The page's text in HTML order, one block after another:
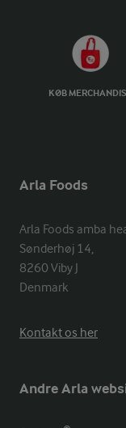
KØB
Arla Foods
Arla Foods amba
Sønderhøj 14,
8260 Viby J
Denmark
Kontakt os her
Andre Arla